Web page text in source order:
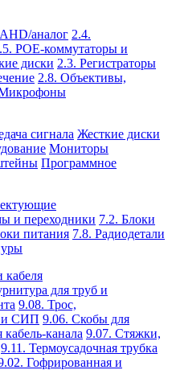
аналог 2.4.
РОЕ-коммутаторы и
диски 2.3. Регистраторы
2.8. Объективы,
сигнала Жесткие диски
Мониторы
Программное
и переходники 7.2. Блоки
питания 7.8. Радиодетали
кабеля
для труб и
9.08. Трос,
и СИП 9.06. Скобы для
канала 9.07. Стяжки,
9.11. Термоусадочная трубка
Гофрированная и